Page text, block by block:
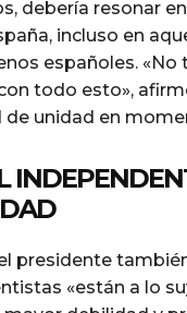
debería resonar
incluso en
españoles. «No
todo esto»,
de unidad en
presidente
«están a lo